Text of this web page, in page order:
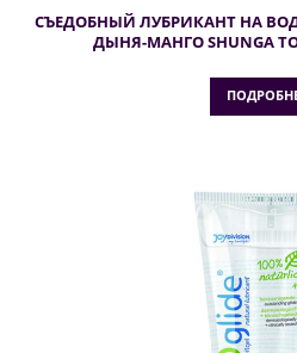
СЪЕДОБНЫЙ ЛУБРИКАНТ НА
ДЫНЯ-МАНГО SHUNGA